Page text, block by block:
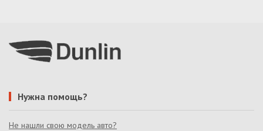
Нужна помощь?
Не нашли свою модель авто?